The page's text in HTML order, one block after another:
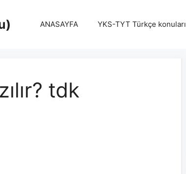
ANASAYFA YKS-TYT Türkçe konuları
tdk